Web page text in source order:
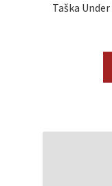
Taška